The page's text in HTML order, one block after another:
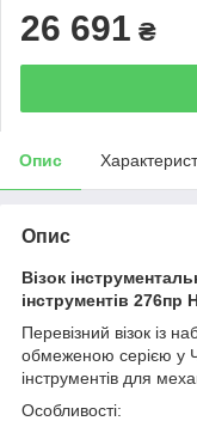
26 691 ₴
Опис
Опис
Візок
інструментів 276пр
Перевізний візок із
обмеженою серією у
інструментів для
Особливості: